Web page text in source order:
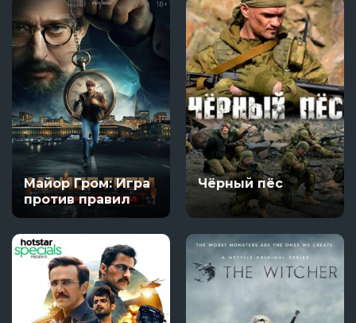
Майор Гром: Игра
против правил
Чёрный пёс